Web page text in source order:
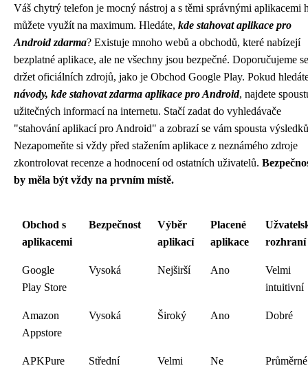
Váš chytrý telefon je mocný nástroj a s těmi správnými aplikacemi
můžete využít na maximum. Hledáte, kde stahovat aplikace pro
Android zdarma? Existuje mnoho webů a obchodů, které nabízejí
bezplatné aplikace, ale ne všechny jsou bezpečné. Doporučujeme se
držet oficiálních zdrojů, jako je Obchod Google Play. Pokud
návody, kde stahovat zdarma aplikace pro Android, najdete
užitečných informací na internetu. Stačí zadat do vyhledávače
"stahování aplikací pro Android" a zobrazí se vám spousta
Nezapomeňte si vždy před stažením aplikace z neznámého zdroje
zkontrolovat recenze a hodnocení od ostatních uživatelů.
by měla být vždy na prvním místě.
Obchod s
aplikacemi
Bezpečnost
Výběr
aplikací
Placené
aplikace
rozhraní
Google
Play Store
Vysoká Nejširší Ano
Velmi
intuitivní
Amazon
Appstore
Vysoká Široký Ano Dobré
APKPure Střední
Velmi
Ne Průměrné